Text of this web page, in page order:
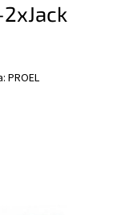
2xJack
PROEL